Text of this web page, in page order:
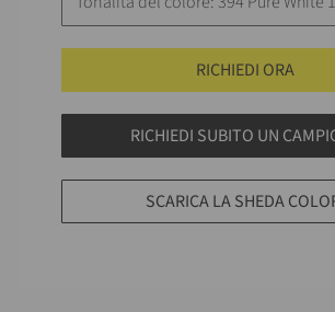
RICHIEDI ORA
RICHIEDI SUBITO UN
SCARICA LA SHEDA